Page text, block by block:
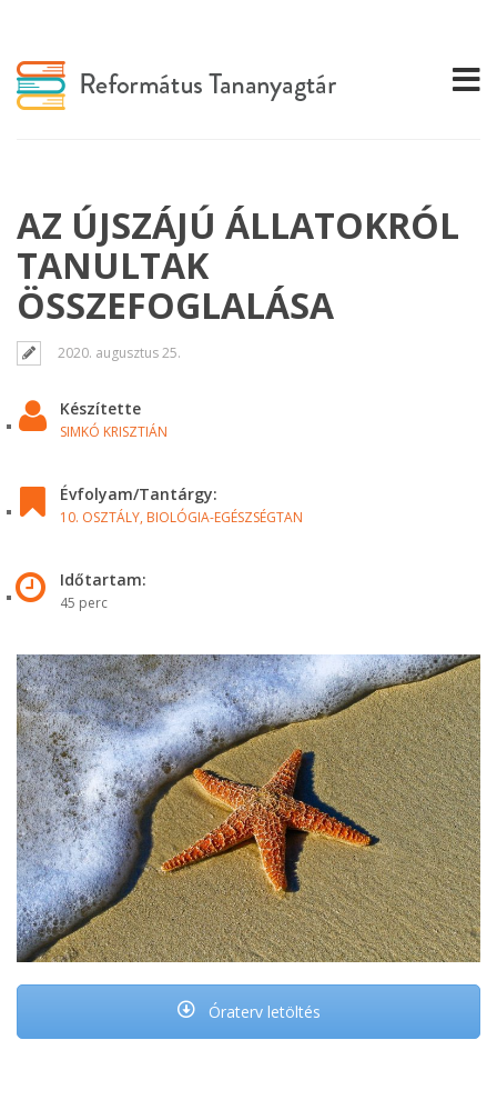
AZ ÚJSZÁJÚ ÁLLATOKRÓL
TANULTAK
ÖSSZEFOGLALÁSA
2020. augusztus 25.
Készítette
SIMKÓ KRISZTIÁN
Évfolyam/Tantárgy:
10. OSZTÁLY, BIOLÓGIA-EGÉSZSÉGTAN
Időtartam:
45 perc
Óraterv letöltés